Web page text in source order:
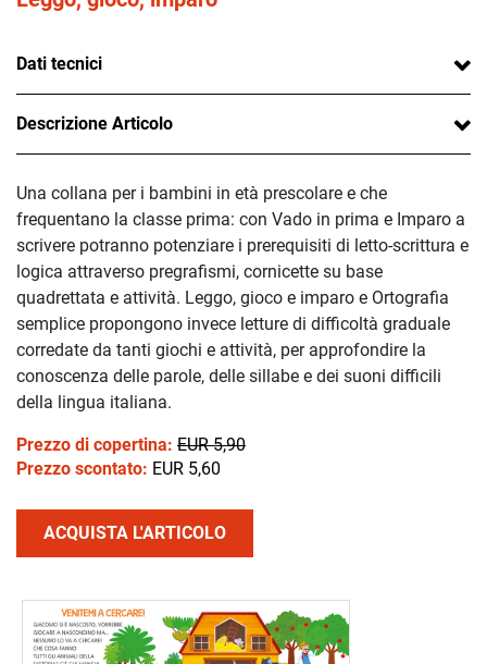
Dati tecnici
Descrizione Articolo
Una collana per i bambini in età prescolare e che
frequentano la classe prima: con Vado in prima e Imparo a
scrivere potranno potenziare i prerequisiti di letto-scrittura e
logica attraverso pregrafismi, cornicette su base
quadrettata e attività. Leggo, gioco e imparo e Ortografia
semplice propongono invece letture di difficoltà graduale
corredate da tanti giochi e attività, per approfondire la
conoscenza delle parole, delle sillabe e dei suoni difficili
della lingua italiana.
Prezzo di copertina: EUR 5,90
Prezzo scontato: EUR 5,60
ACQUISTA L'ARTICOLO